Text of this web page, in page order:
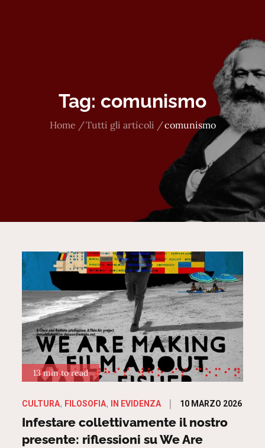
Tag: comunismo
Home Tutti gli articoli comunismo
13 min to read
CULTURA FILOSOFIA IN EVIDENZA
Posted
on
10 MARZO 2026
Infestare collettivamente il nostro
presente: riflessioni su We Are